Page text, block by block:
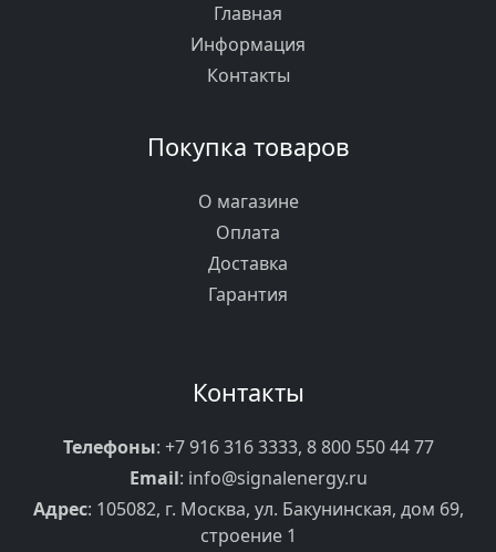
Главная
Информация
Контакты
Покупка товаров
О магазине
Оплата
Доставка
Гарантия
Контакты
Телефоны: +7 916 316 3333, 8 800 550 44 77
Email: info@signalenergy.ru
Адрес: 105082, г. Москва, ул. Бакунинская, дом 69,
строение 1